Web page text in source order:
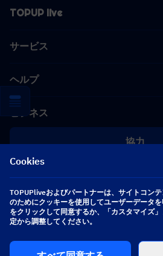
TOPUP live
サービス
ヘルプ
ビジネス
協力
[email protected]
フォローする
Cookies
TOPUPliveおよびパートナーは、サイトコン
のためにクッキーを使用してユーザーデータ
をクリックして同意するか、「カスタマイズ
定から調整してください。